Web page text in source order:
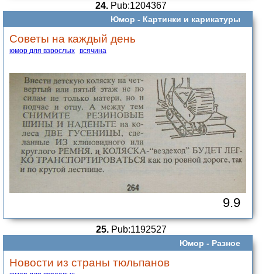
24. Pub:1204367
Юмор - Картинки и карикатуры
Советы на каждый день
юмор для взрослых всячина
9.9
25.Pub:1192527
Юмор - Разное
Новости из страны тюльпанов